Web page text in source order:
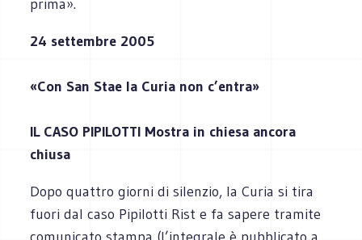
prima».
24 settembre 2005
«Con San Stae la Curia non c’entra»
IL CASO PIPILOTTI Mostra in chiesa ancora
chiusa
Dopo quattro giorni di silenzio, la Curia si tira
fuori dal caso Pipilotti Rist e fa sapere tramite